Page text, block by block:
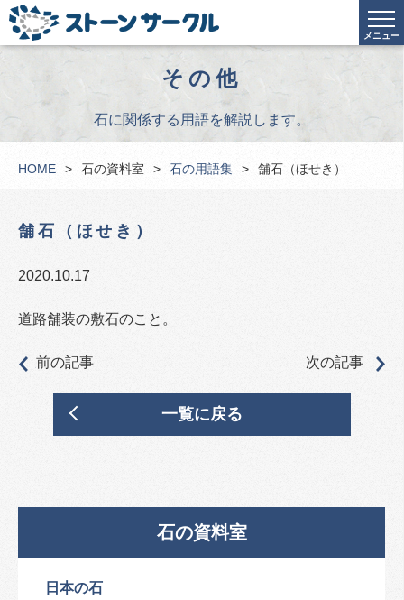
メニュー
その他
石に関係する用語を解説します。
HOME 石の資料室 石の用語集 舗石（ほせき）
舗石（ほせき）
2020.10.17
道路舗装の敷石のこと。
前の記事 次の記事
一覧に戻る
石の資料室
日本の石